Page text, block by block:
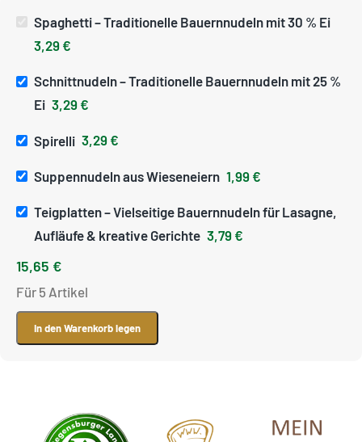
Spaghetti – Traditionelle Bauernnudeln mit 30 % Ei
3,29 €
Schnittnudeln – Traditionelle Bauernnudeln mit 25 %
Ei 3,29 €
Spirelli 3,29 €
Suppennudeln aus Wieseneiern 1,99 €
Teigplatten – Vielseitige Bauernnudeln für Lasagne,
Aufläufe & kreative Gerichte 3,79 €
15,65 €
Für 5 Artikel
In den Warenkorb legen